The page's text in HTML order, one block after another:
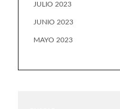
JULIO 2023
JUNIO 2023
MAYO 2023